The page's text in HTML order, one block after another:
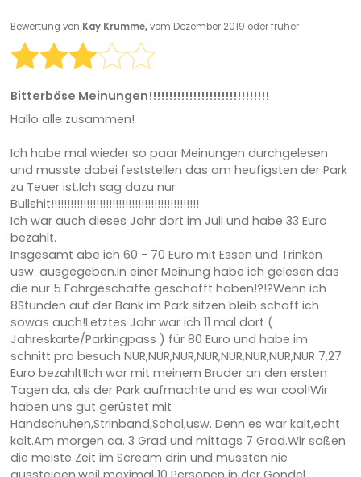
Bewertung von Kay Krumme,vom Dezember 2019 oder früher
Bitterböse Meinungen!!!!!!!!!!!!!!!!!!!!!!!!!!!!!!
Hallo alle zusammen!
Ich habe mal wieder so paar Meinungen durchgelesen
und musste dabei feststellen das am heufigsten der Park
zu Teuer ist.Ich sag dazu nur
Bullshit!!!!!!!!!!!!!!!!!!!!!!!!!!!!!!!!!!!!!!!!!!!!!!
Ich war auch dieses Jahr dort im Juli und habe 33 Euro
bezahlt.
Insgesamt abe ich 60 - 70 Euro mit Essen und Trinken
usw. ausgegeben.In einer Meinung habe ich gelesen das
die nur 5 Fahrgeschäfte geschafft haben!?!?Wenn ich
8Stunden auf der Bank im Park sitzen bleib schaff ich
sowas auch!Letztes Jahr war ich 11 mal dort (
Jahreskarte/Parkingpass ) für 80 Euro und habe im
schnitt pro besuch NUR,NUR,NUR,NUR,NUR,NUR,NUR,NUR 7,27
Euro bezahlt!Ich war mit meinem Bruder an den ersten
Tagen da, als der Park aufmachte und es war cool!Wir
haben uns gut gerüstet mit
Handschuhen,Strinband,Schal,usw. Denn es war kalt,echt
kalt.Am morgen ca. 3 Grad und mittags 7 Grad.Wir saßen
die meiste Zeit im Scream drin und mussten nie